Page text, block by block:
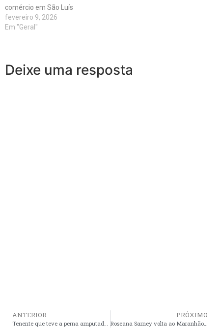
comércio em São Luís
fevereiro 9, 2026
Em "Geral"
Deixe uma resposta
ANTERIOR
Tenente que teve a perna amputada em acidente é recebido pela tropa após alta médica
PRÓXIMO
Roseana Sarney volta ao Maranhão após retirada de tumor em São Paulo